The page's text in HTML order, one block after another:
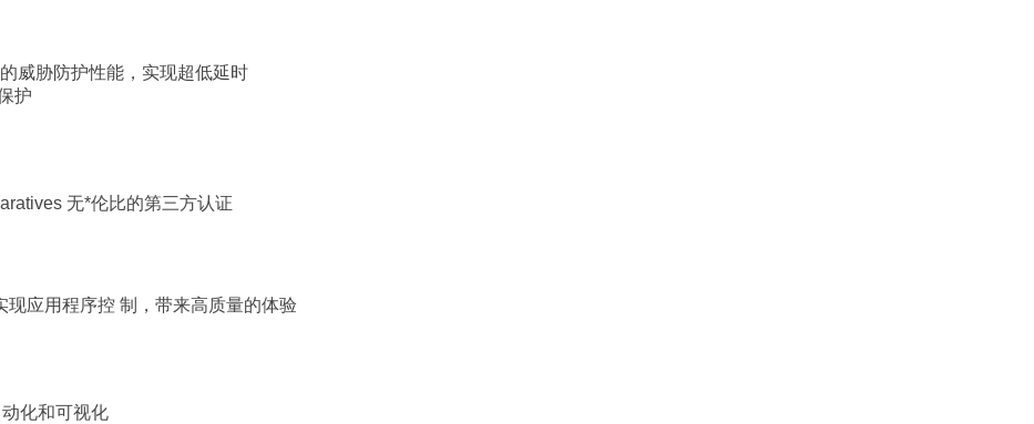
威胁防护性能，实现超低延时
护
无*伦比的第三方认证
应用程序控 制，带来高质量的体验
化和可视化